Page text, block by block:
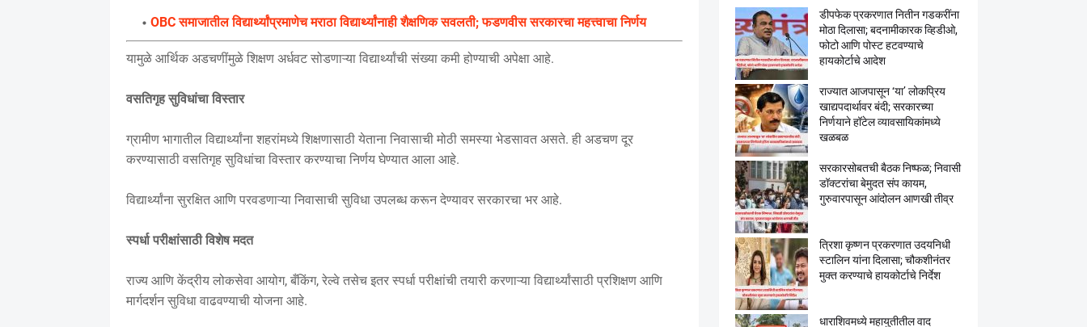
OBC समाजातील विद्यार्थ्यांप्रमाणेच मराठा विद्यार्थ्यांनाही शैक्षणिक सवलती; फडणवीस सरकारचा महत्त्वाचा निर्णय
यामुळे आर्थिक अडचणींमुळे शिक्षण अर्धवट सोडणाऱ्या विद्यार्थ्यांची संख्या कमी होण्याची अपेक्षा आहे.
वसतिगृह सुविधांचा विस्तार
ग्रामीण भागातील विद्यार्थ्यांना शहरांमध्ये शिक्षणासाठी येताना निवासाची मोठी समस्या भेडसावत असते. ही अडचण दूर
करण्यासाठी वसतिगृह सुविधांचा विस्तार करण्याचा निर्णय घेण्यात आला आहे.
विद्यार्थ्यांना सुरक्षित आणि परवडणाऱ्या निवासाची सुविधा उपलब्ध करून देण्यावर सरकारचा भर आहे.
स्पर्धा परीक्षांसाठी विशेष मदत
राज्य आणि केंद्रीय लोकसेवा आयोग, बँकिंग, रेल्वे तसेच इतर स्पर्धा परीक्षांची तयारी करणाऱ्या विद्यार्थ्यांसाठी प्रशिक्षण आणि
मार्गदर्शन सुविधा वाढवण्याची योजना आहे.
डीपफेक प्रकरणात नितीन गडकरींना
मोठा दिलासा; बदनामीकारक व्हिडीओ,
फोटो आणि पोस्ट हटवण्याचे
हायकोर्टाचे आदेश
राज्यात आजपासून ‘या’ लोकप्रिय
खाद्यपदार्थावर बंदी; सरकारच्या
निर्णयाने हॉटेल व्यावसायिकांमध्ये
खळबळ
सरकारसोबतची बैठक निष्फळ; निवासी
डॉक्टरांचा बेमुदत संप कायम,
गुरुवारपासून आंदोलन आणखी तीव्र
त्रिशा कृष्णन प्रकरणात उदयनिधी
स्टालिन यांना दिलासा; चौकशीनंतर
मुक्त करण्याचे हायकोर्टाचे निर्देश
धाराशिवमध्ये महायुतीतील वाद